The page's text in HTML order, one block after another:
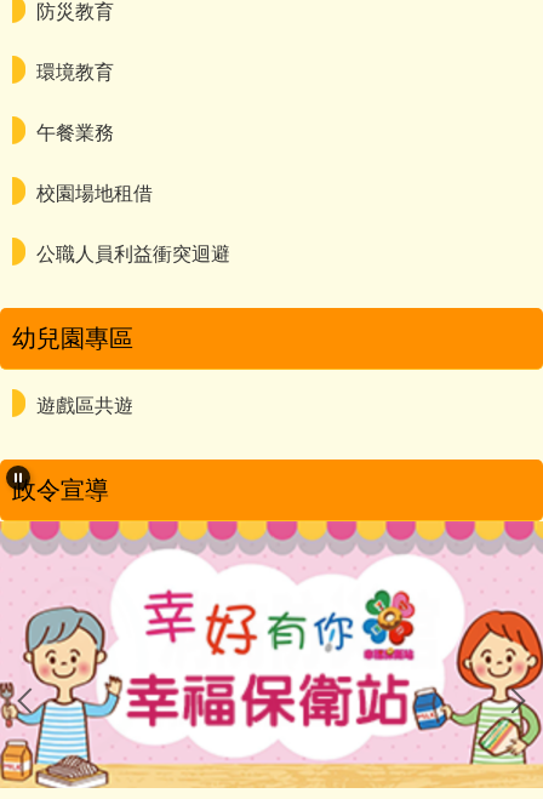
防災教育
環境教育
午餐業務
校園場地租借
公職人員利益衝突迴避
幼兒園專區
遊戲區共遊
政令宣導